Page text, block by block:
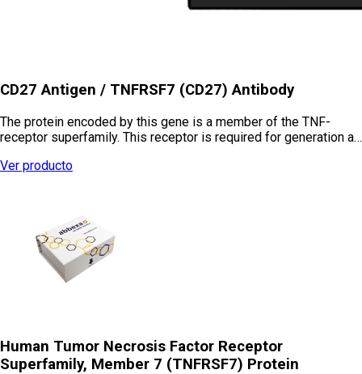
CD27 Antigen / TNFRSF7 (CD27) Antibody
The protein encoded by this gene is a member of the TNF-
receptor superfamily. This receptor is required for generation a…
Ver producto
Human Tumor Necrosis Factor Receptor
Superfamily, Member 7 (TNFRSF7) Protein